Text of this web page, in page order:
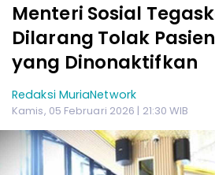
Menteri Sosial
Dilarang Tolak Pasien
yang Dinonaktifkan
Redaksi MuriaNetwork
Kamis, 05 Februari 2026 | 21:30 WIB